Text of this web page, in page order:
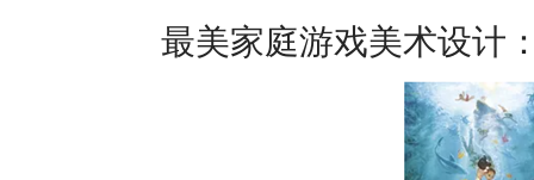
最美家庭游戏美术设计